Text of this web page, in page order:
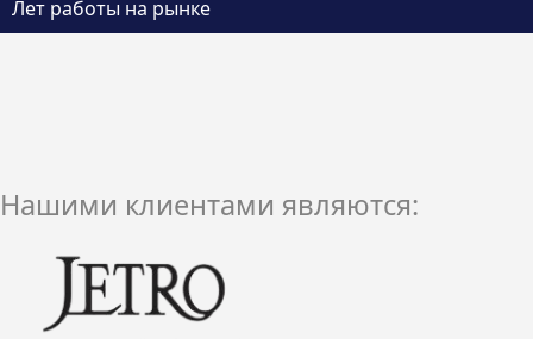
Лет работы на рынке
Нашими клиентами являются: